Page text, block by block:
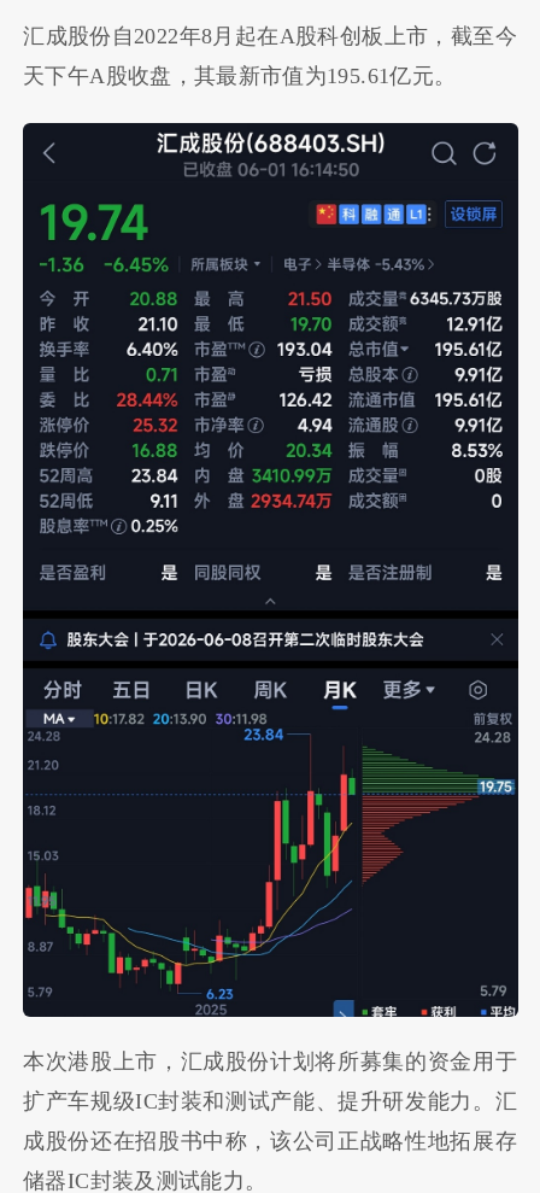
汇成股份自2022年8月起在A股科创板上市，截至今
天下午A股收盘，其最新市值为195.61亿元。
本次港股上市，汇成股份计划将所募集的资金用于
扩产车规级IC封装和测试产能、提升研发能力。汇
成股份还在招股书中称，该公司正战略性地拓展存
储器IC封装及测试能力。